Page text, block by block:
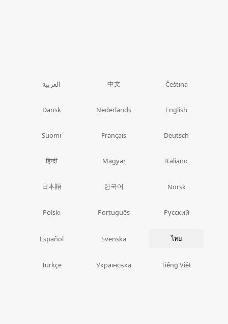
العربية 中文 Čeština
Dansk Nederlands English
Suomi Français Deutsch
हिन्दी Magyar Italiano
日本語 한국어 Norsk
Polski Português Русский
Español Svenska ไทย
Türkçe Українська Tiếng Việt